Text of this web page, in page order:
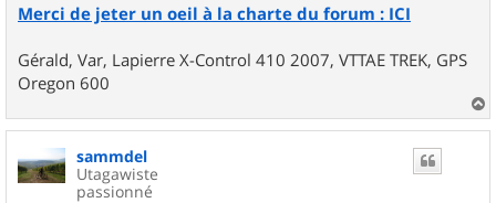
Merci de jeter un oeil à la charte du forum : ICI
Gérald, Var, Lapierre X-Control 410 2007, VTTAE TREK, GPS
Oregon 600
a
sammdel
Utagawiste
passionné